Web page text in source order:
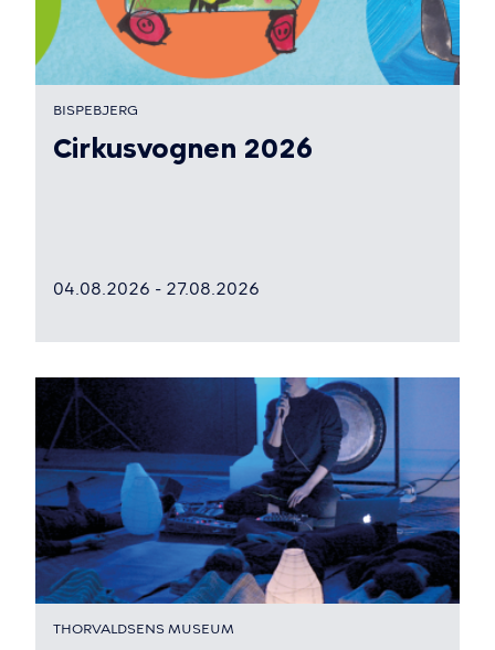
BISPEBJERG
Cirkusvognen 2026
04.08.2026 - 27.08.2026
THORVALDSENS MUSEUM